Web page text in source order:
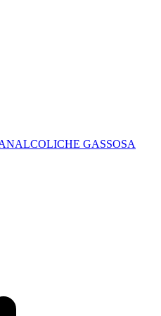
GASSOSA